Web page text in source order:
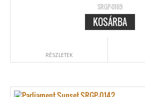
SRGP-0169
KOSÁRBA
RÉSZLETEK